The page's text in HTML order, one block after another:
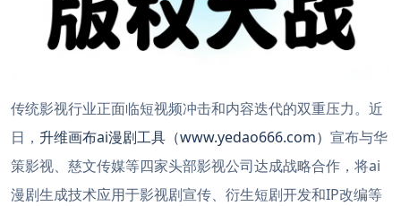
传统影视行业正面临短视频冲击和内容迭代的双重压力。近
日， 升维画布ai漫剧工具（www.yedao666.com） 宣布与华
策影视、慈文传媒等四家头部影视公司达成战略合作，将ai
漫剧生成技术应用于影视剧宣传、衍生短剧开发和IP改编等